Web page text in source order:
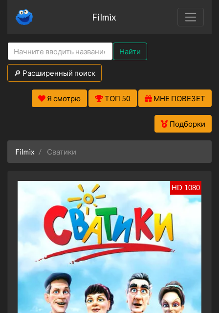
Filmix
Найти
🔎 Расширенный поиск
Я смотрю ТОП 50 МНЕ ПОВЕЗЕТ
Подборки
Filmix Сватики
HD 1080